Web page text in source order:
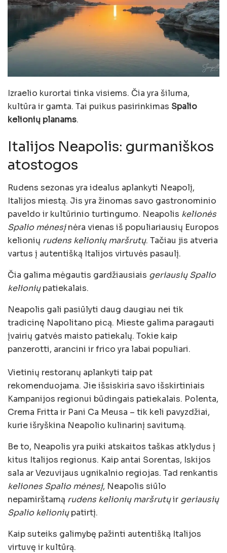
Izraelio kurortai tinka visiems. Čia yra šiluma,
kultūra ir gamta. Tai puikus pasirinkimas Spalio
kelionių planams.
Italijos Neapolis: gurmaniškos
atostogos
Rudens sezonas yra idealus aplankyti Neapolį,
Italijos miestą. Jis yra žinomas savo gastronominio
paveldo ir kultūrinio turtingumo. Neapolis kelionės
Spalio mėnesįnėra vienas iš populiariausių Europos
kelionių rudens kelionių maršrutų. Tačiau jis atveria
vartus į autentišką Italijos virtuvės pasaulį.
Čia galima mėgautis gardžiausiais geriausių Spalio
kelioniųpatiekalais.
Neapolis gali pasiūlyti daug daugiau nei tik
tradicinę Napolitano picą. Mieste galima paragauti
įvairių gatvės maisto patiekalų. Tokie kaip
panzerotti, arancini ir frico yra labai populiari.
Vietinių restoranų aplankyti taip pat
rekomenduojama. Jie išsiskiria savo išskirtiniais
Kampanijos regionui būdingais patiekalais. Polenta,
Crema Fritta ir Pani Ca Meusa – tik keli pavyzdžiai,
kurie išryškina Neapolio kulinarinį savitumą.
Be to, Neapolis yra puiki atskaitos taškas atklydus į
kitus Italijos regionus. Kaip antai Sorentas, Iskijos
sala ar Vezuvijaus ugnikalnio regiojas. Tad renkantis
keliones Spalio mėnesį, Neapolis siūlo
nepamirštamą rudens kelionių maršrutųir geriausių
Spalio kelioniųpatirtį.
Kaip suteiks galimybę pažinti autentišką Italijos
virtuvę ir kultūrą.